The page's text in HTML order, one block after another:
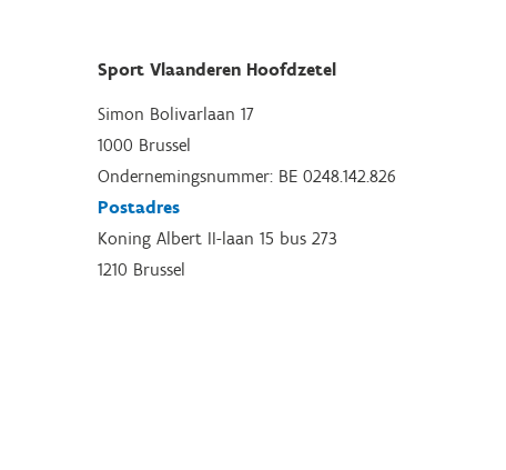
Sport Vlaanderen Hoofdzetel
Simon Bolivarlaan 17
1000 Brussel
Ondernemingsnummer: BE 0248.142.826
Postadres
Koning Albert II-laan 15 bus 273
1210 Brussel